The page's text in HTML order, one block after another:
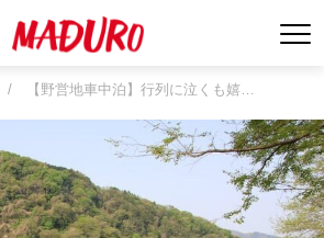
/ 【野営地車中泊】行列に泣くも嬉…